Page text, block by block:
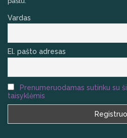
Vardas
El. pašto adresas
Prenumeruodamas sutinku su
taisyklėmis